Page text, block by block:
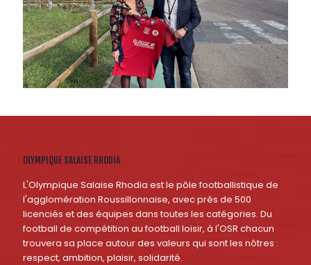
OLYMPIQUE SALAISE RHODIA
L'Olympique Salaise Rhodia est le pôle footballistique de
l'agglomération Roussillonnaise, avec près de 500
licenciés et des équipes dans toutes les catégories. Du
football de compétition au football loisir, à l'OSR chacun
trouvera sa place autour des valeurs qui sont les nôtres :
respect, ambition, plaisir, solidarité.